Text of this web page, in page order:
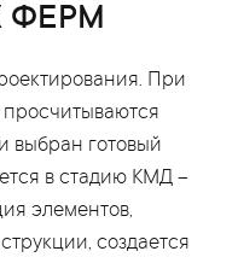
ФЕРМ
При
просчитываются
выбран готовый
в стадию КМД –
элементов,
создается